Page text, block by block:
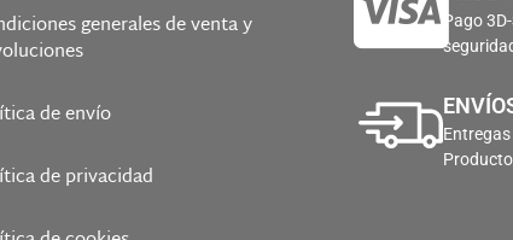
generales de venta y
de envío
de privacidad
Pago